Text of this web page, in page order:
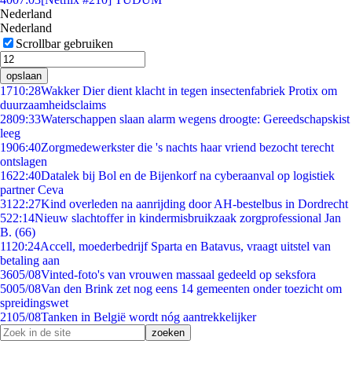
Nederland
Nederland
Scrollbar gebruiken
opslaan
1710:28Wakker Dier dient klacht in tegen insectenfabriek Protix om
duurzaamheidsclaims
2809:33Waterschappen slaan alarm wegens droogte: Gereedschapskist
leeg
1906:40Zorgmedewerkster die 's nachts haar vriend bezocht terecht
ontslagen
1622:40Datalek bij Bol en de Bijenkorf na cyberaanval op logistiek
partner Ceva
31 22:27Kind overleden na aanrijding door AH-bestelbus in Dordrecht
522:14Nieuw slachtoffer in kindermisbruikzaak zorgprofessional Jan
B. (66)
11 20:24Accell, moederbedrijf Sparta en Batavus, vraagt uitstel van
betaling aan
3605/08Vinted-foto's van vrouwen massaal gedeeld op seksfora
5005/08Van den Brink zet nog eens 14 gemeenten onder toezicht om
spreidingswet
2105/08Tanken in België wordt nóg aantrekkelijker